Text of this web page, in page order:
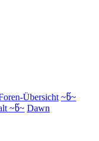
Übersicht ~წ~
~წ~ Dawn